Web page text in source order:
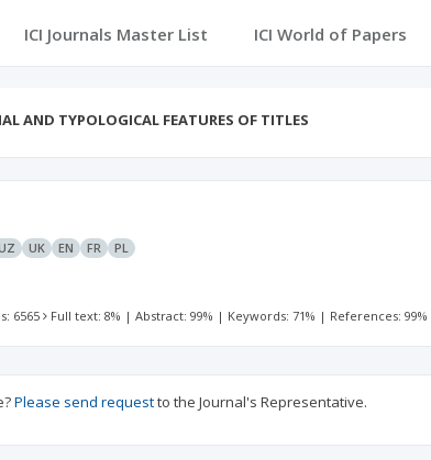
ICI Journals Master List ICI World of Papers
AND TYPOLOGICAL FEATURES OF TITLES
UK EN FR PL
6565 Full text: 8% |Abstract: 99% | Keywords: 71% | References: 99%
Please send requestto the Journal's Representative.